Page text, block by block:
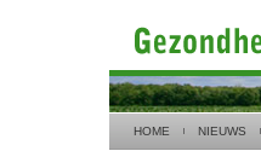
HOME NIEUWS